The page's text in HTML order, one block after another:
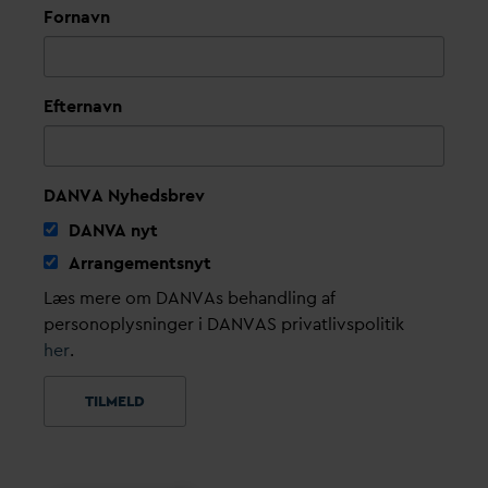
Fornavn
Efternavn
DANVA Nyhedsbrev
DANVA nyt
Arrangementsnyt
Læs mere om DANVAs behandling af
personoplysninger i DANVAS privatlivspolitik
her.